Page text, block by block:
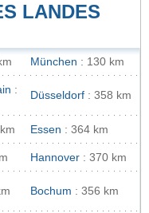
LANDES
München : 130 km
:
Düsseldorf : 358 km
Essen : 364 km
Hannover : 370 km
Bochum : 356 km